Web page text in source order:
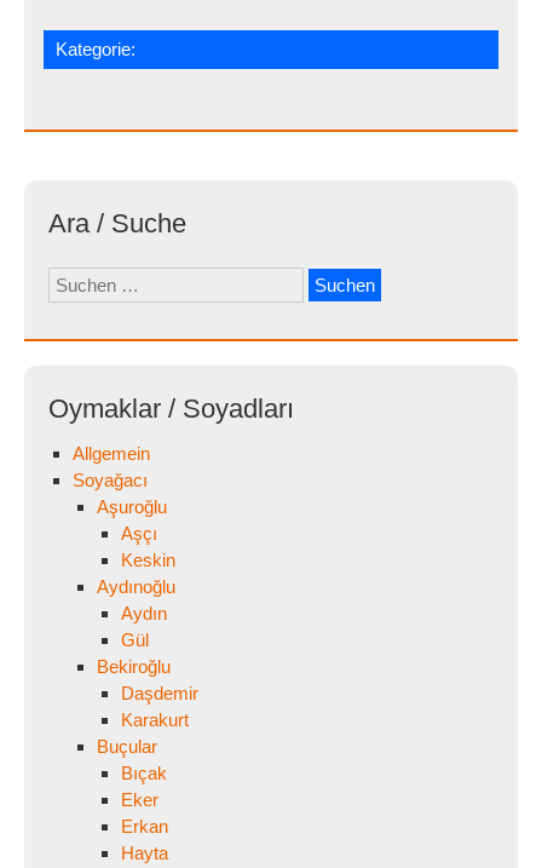
Kategorie:
Ara / Suche
Suchen
nach:
Oymaklar / Soyadları
Allgemein
Soyağacı
Aşuroğlu
Aşçı
Keskin
Aydınoğlu
Aydın
Gül
Bekiroğlu
Daşdemir
Karakurt
Buçular
Bıçak
Eker
Erkan
Hayta